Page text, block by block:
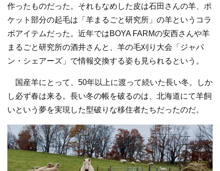
作ったものだった。それもなめした皮は石田さんの羊、ポ
ケット部分の起毛は「羊まるごと研究所」の羊というコラ
ボアイテムだった。近年ではBOYA FARMの安西さんや羊
まるごと研究所の酒井さんと、羊の毛刈り大会「ジャパ
ン・シェアーズ」で情報交換する姿も見られるという。
国産羊にとって、50年以上に渡って続いた長い冬。しか
し必ず春は来る。長い冬の帳を破るのは、北海道にて羊飼
いという夢を実現した型破りな移住者たちだったのだ。